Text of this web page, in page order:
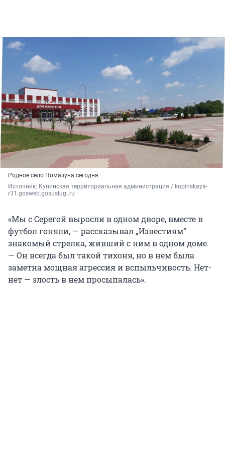
Родное село Помазуна сегодня
Источник: Купинская территориальная администрация / kupinskaya-
r31.gosweb.gosuslugi.ru
«Мы с Серегой выросли в одном дворе, вместе в
футбол гоняли, — рассказывал „Известиям“
знакомый стрелка, живший с ним в одном доме.
— Он всегда был такой тихоня, но в нем была
заметна мощная агрессия и вспыльчивость. Нет-
нет — злость в нем просыпалась».